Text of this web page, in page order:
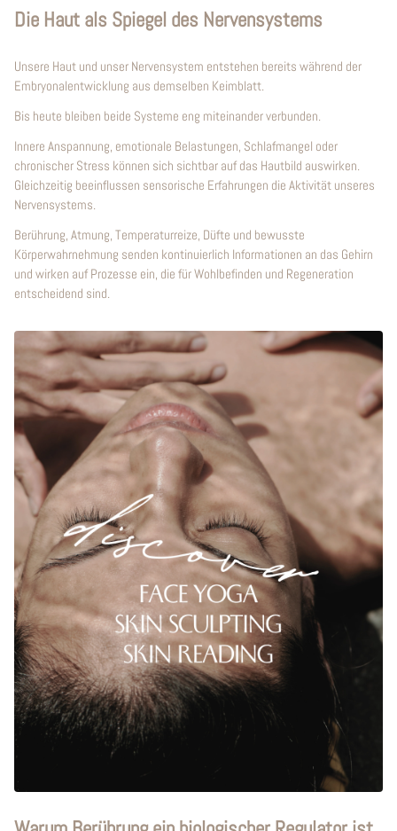
Die Haut als Spiegel des Nervensystems
Unsere Haut und unser Nervensystem entstehen bereits während der
Embryonalentwicklung aus demselben Keimblatt.
Bis heute bleiben beide Systeme eng miteinander verbunden.
Innere Anspannung, emotionale Belastungen, Schlafmangel oder
chronischer Stress können sich sichtbar auf das Hautbild auswirken.
Gleichzeitig beeinflussen sensorische Erfahrungen die Aktivität unseres
Nervensystems.
Berührung, Atmung, Temperaturreize, Düfte und bewusste
Körperwahrnehmung senden kontinuierlich Informationen an das Gehirn
und wirken auf Prozesse ein, die für Wohlbefinden und Regeneration
entscheidend sind.